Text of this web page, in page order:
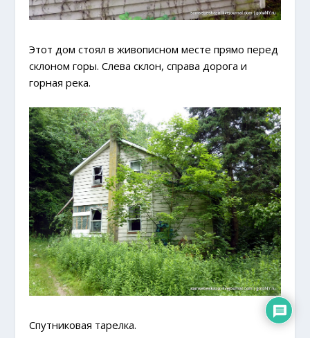
Этот дом стоял в живописном месте прямо перед
склоном горы. Слева склон, справа дорога и
горная река.
Спутниковая тарелка.